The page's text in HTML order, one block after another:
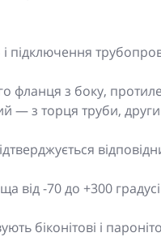
підключення
фланця з боку,
— з торця труби,
від -70 до +300
біконітові і